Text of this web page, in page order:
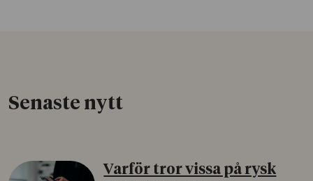
Senaste nytt
Varför tror vissa på rysk